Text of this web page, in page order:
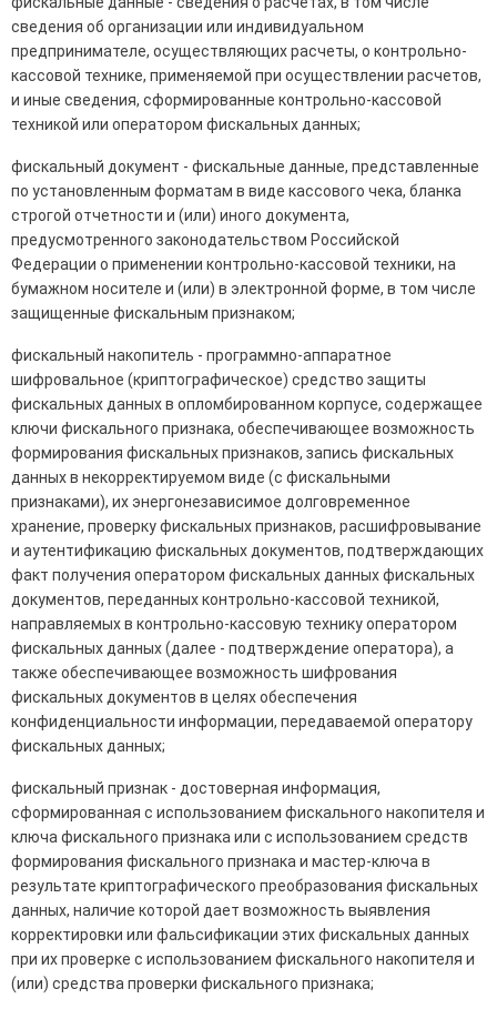
сведения об организации или индивидуальном
предпринимателе, осуществляющих расчеты, о контрольно-
кассовой технике, применяемой при осуществлении расчетов,
и иные сведения, сформированные контрольно-кассовой
техникой или оператором фискальных данных;
фискальный документ - фискальные данные, представленные
по установленным форматам в виде кассового чека, бланка
строгой отчетности и (или) иного документа,
предусмотренного законодательством Российской
Федерации о применении контрольно-кассовой техники, на
бумажном носителе и (или) в электронной форме, в том числе
защищенные фискальным признаком;
фискальный накопитель - программно-аппаратное
шифровальное (криптографическое) средство защиты
фискальных данных в опломбированном корпусе, содержащее
ключи фискального признака, обеспечивающее возможность
формирования фискальных признаков, запись фискальных
данных в некорректируемом виде (с фискальными
признаками), их энергонезависимое долговременное
хранение, проверку фискальных признаков, расшифровывание
и аутентификацию фискальных документов, подтверждающих
факт получения оператором фискальных данных фискальных
документов, переданных контрольно-кассовой техникой,
направляемых в контрольно-кассовую технику оператором
фискальных данных (далее - подтверждение оператора), а
также обеспечивающее возможность шифрования
фискальных документов в целях обеспечения
конфиденциальности информации, передаваемой оператору
фискальных данных;
фискальный признак - достоверная информация,
сформированная с использованием фискального накопителя и
ключа фискального признака или с использованием средств
формирования фискального признака и мастер-ключа в
результате криптографического преобразования фискальных
данных, наличие которой дает возможность выявления
корректировки или фальсификации этих фискальных данных
при их проверке с использованием фискального накопителя и
(или) средства проверки фискального признака;